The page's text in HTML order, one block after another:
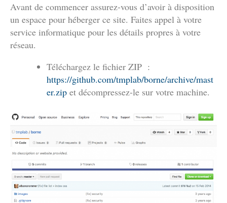
Avant de commencer assurez-vous d’avoir à disposition
un espace pour héberger ce site. Faites appel à votre
service informatique pour les détails propres à votre
réseau.
Téléchargez le fichier ZIP :
https://github.com/tmplab/borne/archive/mast
er.zip et décompressez-le sur votre machine.